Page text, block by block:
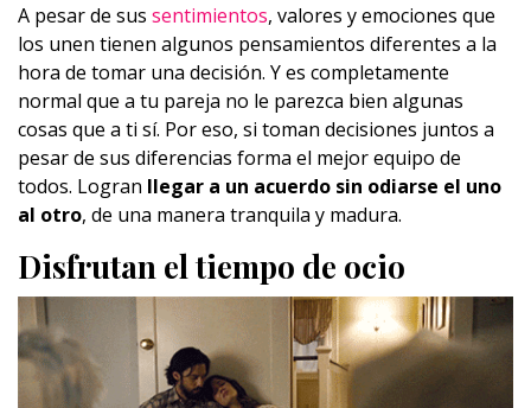
A pesar de sus sentimientos, valores y emociones que
los unen tienen algunos pensamientos diferentes a la
hora de tomar una decisión. Y es completamente
normal que a tu pareja no le parezca bien algunas
cosas que a ti sí. Por eso, si toman decisiones juntos a
pesar de sus diferencias forma el mejor equipo de
todos. Logran llegar a un acuerdo sin odiarse el uno
al otro, de una manera tranquila y madura.
Disfrutan el tiempo de ocio